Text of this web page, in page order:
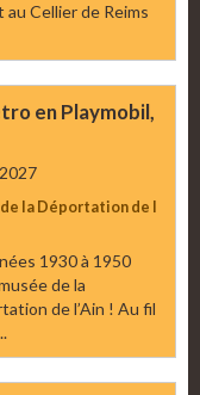
Cellier de Reims
en Playmobil,
la Déportation de l
1930 à 1950
de la
de l’Ain ! Au fil